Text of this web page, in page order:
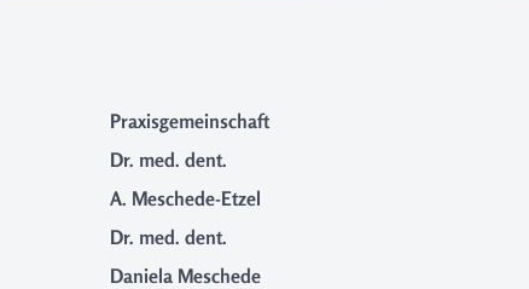
Praxisgemeinschaft
Dr. med. dent.
A. Meschede-Etzel
Dr. med. dent.
Daniela Meschede